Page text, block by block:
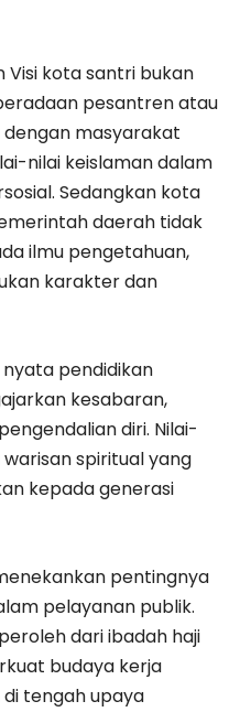
Visi kota santri bukan
pesantren atau
masyarakat
nilai keislaman dalam
Sedangkan kota
daerah tidak
ilmu pengetahuan,
karakter dan
pendidikan
kesabaran,
diri. Nilai-
spiritual yang
kepada generasi
pentingnya
pelayanan publik.
dari ibadah haji
budaya kerja
tengah upaya